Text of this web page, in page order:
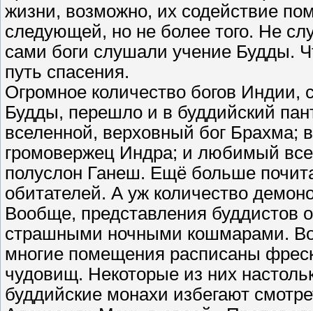
жизни, возможно, их содействие
следующей, но не более того. Не
сами боги слушали учение Будды.
путь спасения.
Огромное количество богов
Будды, перешло и в буддийский
вселенной, верховный бог Брахма;
громовержец Индра; и любимый
полуслон Ганеш. Ещё больше
обитателей. А уж количество
Вообще, представления
страшными ночными кошмарами.
многие помещения расписаны
чудовищ. Некоторые из них
буддийские монахи избегают